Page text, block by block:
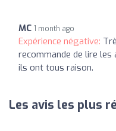
MC 1 month ago
Expérience négative:
recommande de lire
ils ont tous raison.
Les avis les plus